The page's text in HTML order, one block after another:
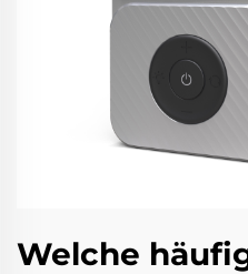
Welche